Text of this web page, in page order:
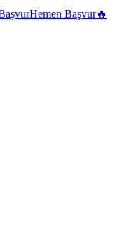
Hemen Başvur🔥